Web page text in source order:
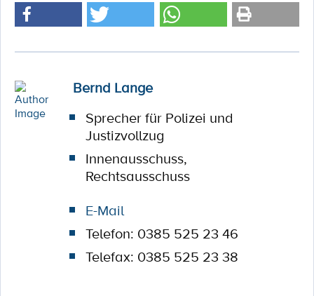
Bernd Lange
Sprecher für Polizei und
Justizvollzug
Innenausschuss,
Rechtsausschuss
E-Mail
Telefon: 0385 525 23 46
Telefax: 0385 525 23 38